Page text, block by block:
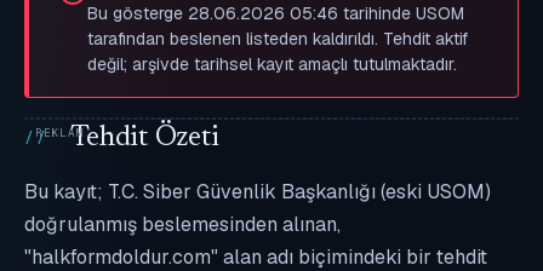
Bu gösterge 28.06.2026 05:46 tarihinde USOM
tarafından beslenen listeden kaldırıldı. Tehdit aktif
değil; arşivde tarihsel kayıt amaçlı tutulmaktadır.
Tehdit Özeti
Bu kayıt; T.C. Siber Güvenlik Başkanlığı (eski USOM)
doğrulanmış beslemesinden alınan,
"halkformdoldur.com" alan adı biçimindeki bir tehdit